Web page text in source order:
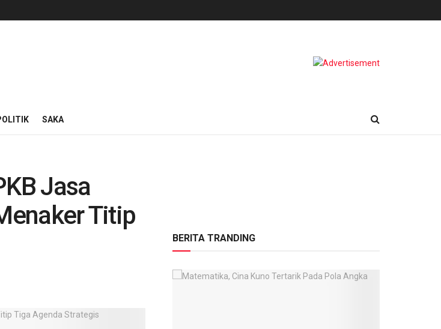
SAKA
Jasa
Titip
BERITA TRANDING